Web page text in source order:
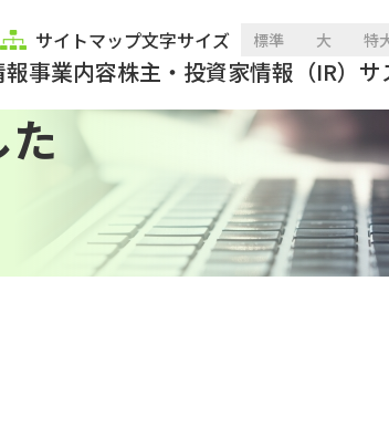
サイトマップ文字サイズ 標準 大 特
報事業内容株主・投資家情報（IR） サ